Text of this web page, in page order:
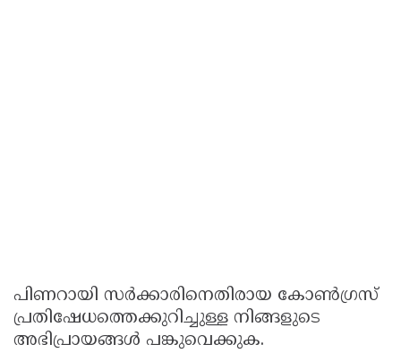
പിണറായി സർക്കാരിനെതിരായ കോൺഗ്രസ്
പ്രതിഷേധത്തെക്കുറിച്ചുള്ള നിങ്ങളുടെ
അഭിപ്രായങ്ങൾ പങ്കുവെക്കുക.